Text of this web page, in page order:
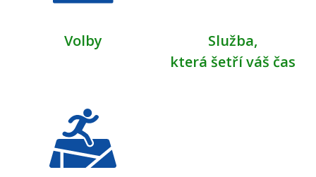
Volby
Služba,
která šetří váš čas